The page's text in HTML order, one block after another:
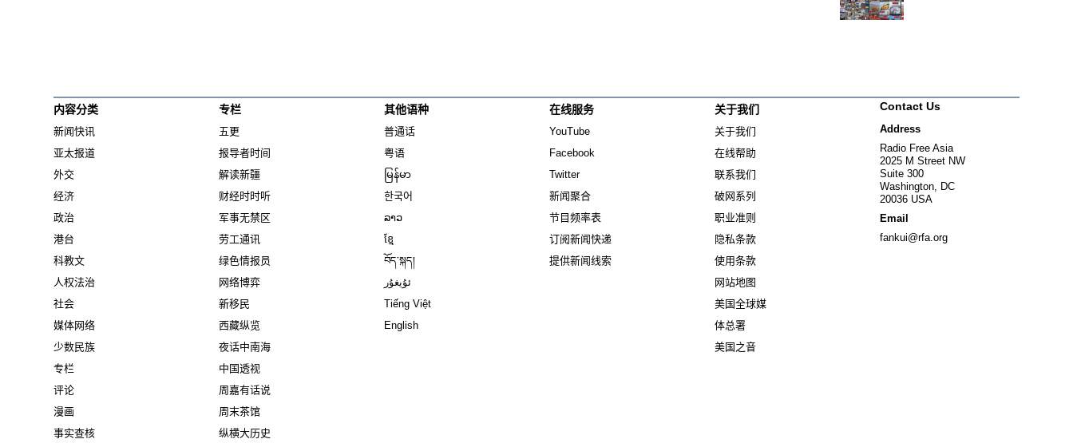
内容分类
新闻快讯
亚太报道
外交
经济
政治
港台
科教文
人权法治
社会
媒体网络
少数民族
专栏
评论
漫画
事实查核
专栏
五更
报导者时间
解读新疆
财经时时听
军事无禁区
劳工通讯
绿色情报员
网络博弈
新移民
西藏纵览
夜话中南海
中国透视
周嘉有话说
周末茶馆
纵横大历史
其他语种
普通话
粤语
မြန်မာ
한국어
ລາວ
ខ្មែ
བོད་སྐད།
ئۇيغۇر
Tiếng Việt
English
在线服务
YouTube
Facebook
Twitter
新闻聚合
节目频率表
订阅新闻快递
提供新闻线索
关于我们
关于我们
在线帮助
联系我们
破网系列
职业准则
隐私条款
使用条款
网站地图
美国全球媒
体总署
美国之音
Contact Us
Address
Radio Free Asia
2025 M Street NW
Suite 300
Washington, DC
20036 USA
Email
fankui@rfa.org